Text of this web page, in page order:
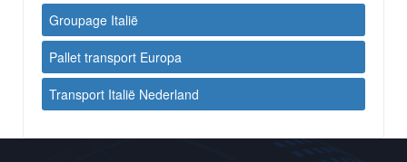
Groupage Italië
Pallet transport Europa
Transport Italië Nederland